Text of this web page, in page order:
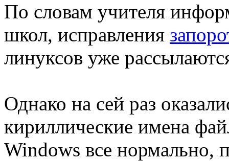
По словам учителя
школ, исправления
линуксов уже
Однако на сей раз
кириллические имена
Windows все нормально,